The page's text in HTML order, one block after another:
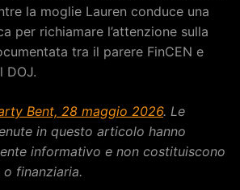
la moglie Lauren conduce una
per richiamare l’attenzione sulla
tra il parere FinCEN e
DOJ.
Bent, 28 maggio 2026. Le
in questo articolo hanno
informativo e non costituiscono
finanziaria.